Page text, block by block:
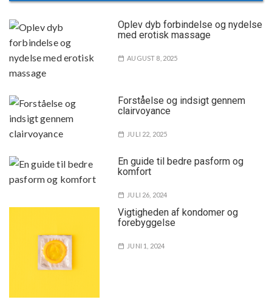
Oplev dyb forbindelse og nydelse
med erotisk massage
AUGUST 8, 2025
Forståelse og indsigt gennem
clairvoyance
JULI 22, 2025
En guide til bedre pasform og
komfort
JULI 26, 2024
Vigtigheden af kondomer og
forebyggelse
JUNI 1, 2024